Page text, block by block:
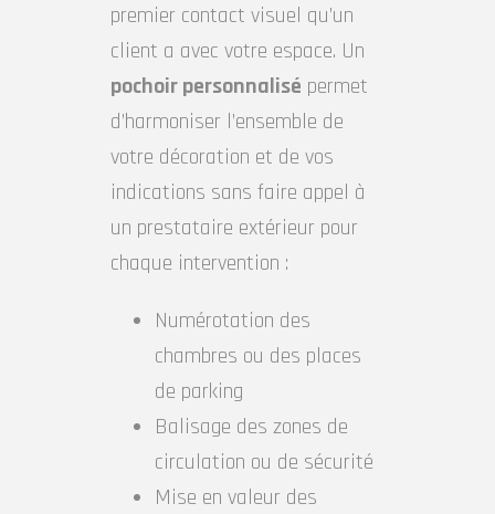
premier contact visuel qu’un
client a avec votre espace. Un
pochoir personnalisé permet
d’harmoniser l’ensemble de
votre décoration et de vos
indications sans faire appel à
un prestataire extérieur pour
chaque intervention :
Numérotation des
chambres ou des places
de parking
Balisage des zones de
circulation ou de sécurité
Mise en valeur des